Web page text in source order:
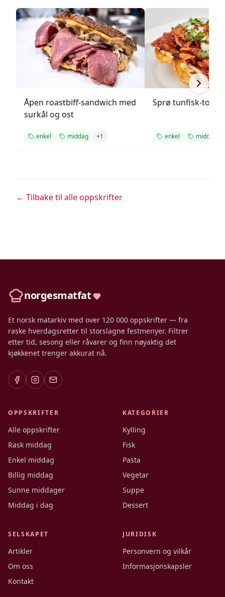
Åpen roastbiff-sandwich med
surkål og ost
enkel middag +1
Sprø tunfisk-
enkel middag
← Tilbake til alle oppskrifter
norgesmatfat
Et norsk matarkiv med over 120 000 oppskrifter — fra
raske hverdagsretter til storslagne festmenyer. Filtrer
etter tid, sesong eller råvarer og finn nøyaktig det
kjøkkenet trenger akkurat nå.
OPPSKRIFTER
Alle oppskrifter
Rask middag
Enkel middag
Billig middag
Sunne middager
Middag i dag
KATEGORIER
Kylling
Fisk
Pasta
Vegetar
Suppe
Dessert
SELSKAPET
Artikler
Om oss
Kontakt
JURIDISK
Personvern og vilkår
Informasjonskapsler